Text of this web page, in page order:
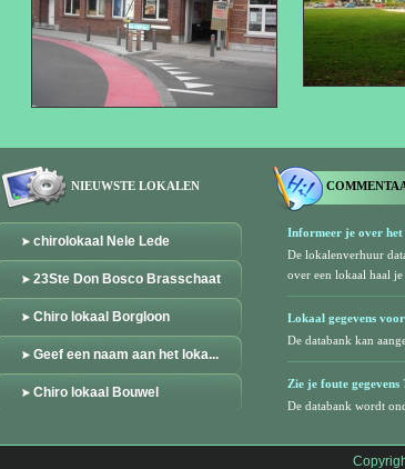
NIEUWSTE LOKALEN
chirolokaal Nele Lede
23Ste Don Bosco Brasschaat
Chiro lokaal Borgloon
Geef een naam aan het loka...
Chiro lokaal Bouwel
Informeer je over het
De lokalenverhuur
over een lokaal haal
Lokaal gegevens
De databank kan
Zie je foute gegevens
De databank wordt